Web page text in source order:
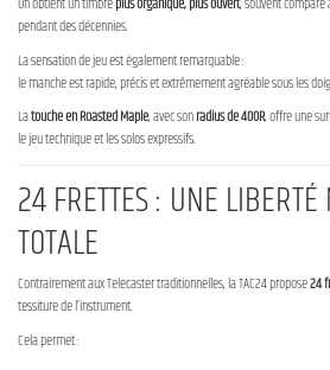
pendant des décennies.
La sensation de jeu est également remarquable :
le manche est rapide, précis et extrêmement agréable sous les
Latouche en Roasted Maple, avec sonradius de 400R, offre une
le jeu technique et les solos expressifs.
24 FRETTES : UNE LIBERTÉ
TOTALE
Contrairement aux Telecaster traditionnelles, la TAC24 propose24
tessiture de l’instrument.
Cela permet :